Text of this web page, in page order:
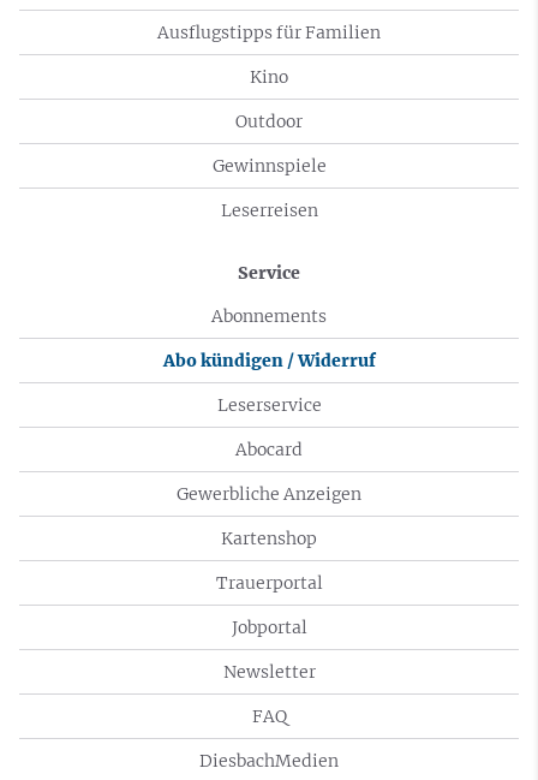
Ausflugstipps für Familien
Kino
Outdoor
Gewinnspiele
Leserreisen
Service
Abonnements
Abo kündigen / Widerruf
Leserservice
Abocard
Gewerbliche Anzeigen
Kartenshop
Trauerportal
Jobportal
Newsletter
FAQ
DiesbachMedien